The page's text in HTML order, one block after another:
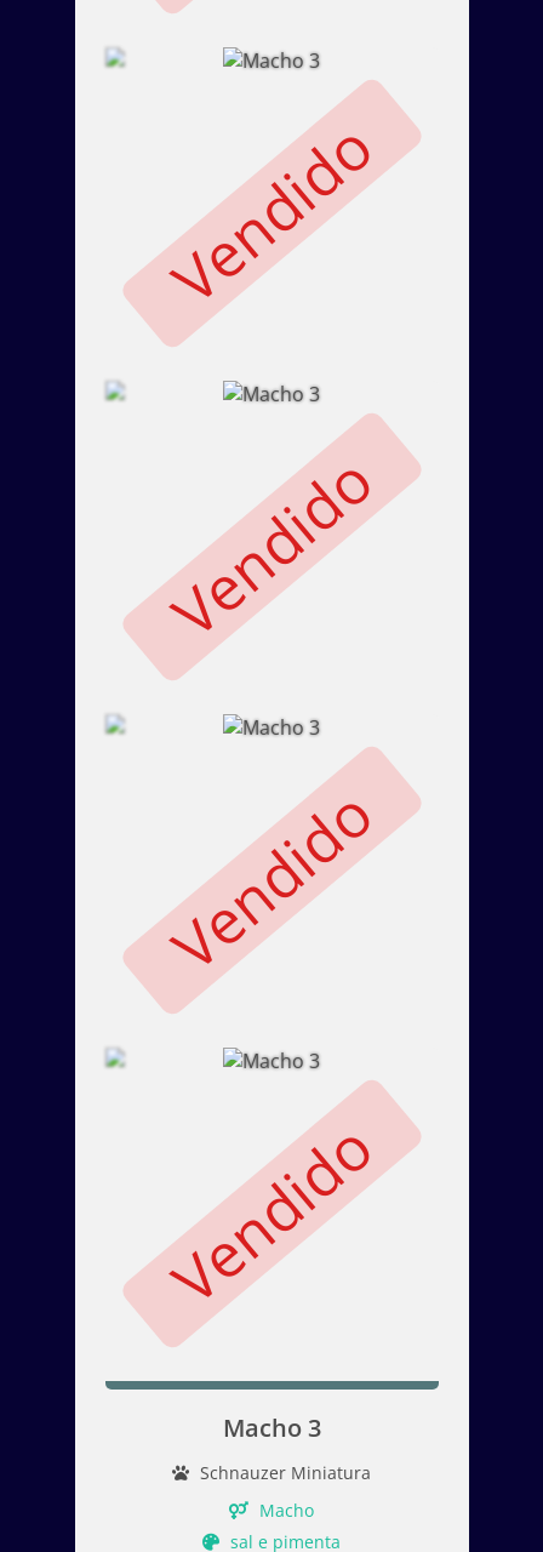
Vendido
Vendido
Vendido
Vendido
Macho 3
Schnauzer Miniatura
Macho
sal e pimenta